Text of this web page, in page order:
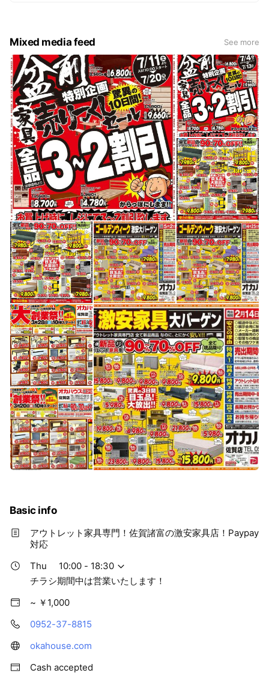
Mixed media feed See more
Basic info
アウトレット家具専門！佐賀諸富の激安家具店！Paypay
対応
Thu
10:00 - 18:30
チラシ期間中は営業いたします！
~ ￥1,000
0952-37-8815
okahouse.com
Cash accepted